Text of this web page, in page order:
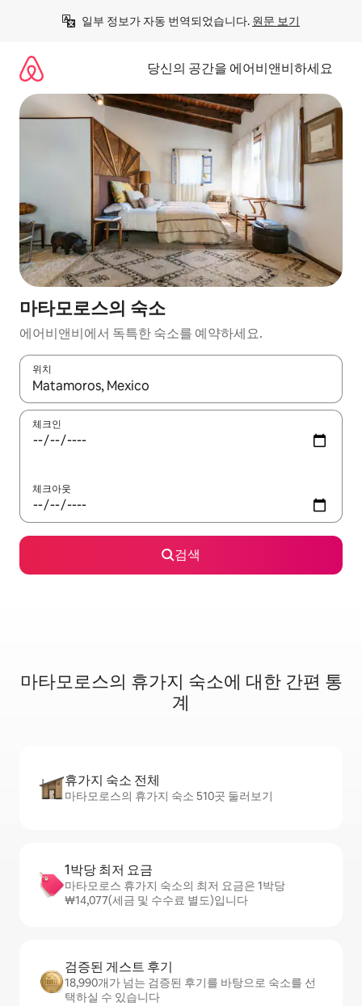
일부 정보가 자동 번역되었습니다. 원문 보기
당신의 공간을 에어비앤비하세요
마타모로스의 숙소
에어비앤비에서 독특한 숙소를 예약하세요.
위치
결과가 나오면 위·아래 화살표 키를 사용하거나 터치 또는 스와이
체크인
체크아웃
검색
마타모로스의 휴가지 숙소에 대한 간편 통
계
휴가지 숙소 전체
마타모로스의 휴가지 숙소 510곳 둘러보기
1박당 최저 요금
마타모로스 휴가지 숙소의 최저 요금은 1박당
₩14,077(세금 및 수수료 별도)입니다
검증된 게스트 후기
18,990개가 넘는 검증된 후기를 바탕으로 숙소를 선
택하실 수 있습니다